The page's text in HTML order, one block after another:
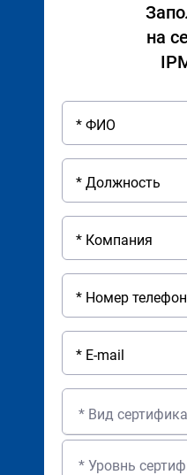
на
* Вид
* Уровнь